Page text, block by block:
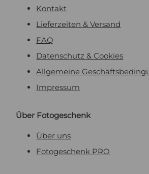
Kontakt
Lieferzeiten & Versand
FAQ
Datenschutz & Cookies
Allgemeine
Impressum
Über Fotogeschenk
Über uns
Fotogeschenk PRO